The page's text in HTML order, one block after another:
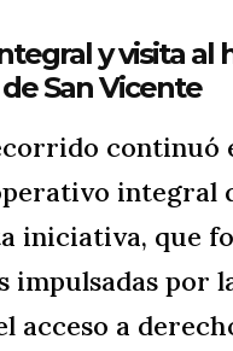
y visita
San Vicente
continuó
integral
iniciativa, que
por
acceso a